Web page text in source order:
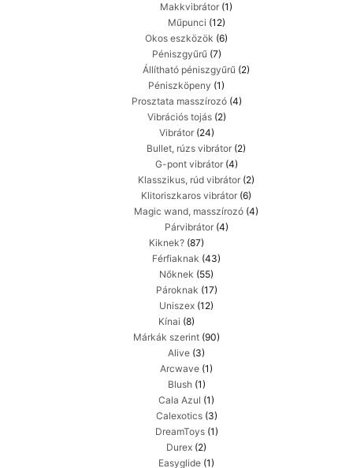
Makkvibrátor (1)
Műpunci (12)
Okos eszközök (6)
Péniszgyűrű (7)
Állítható péniszgyűrű (2)
Péniszköpeny (1)
Prosztata masszírozó(4)
Vibrációs tojás(2)
Vibrátor(24)
Bullet, rúzs vibrátor (2)
G-pont vibrátor(4)
Klasszikus, rúd vibrátor (2)
Klitoriszkaros vibrátor (6)
Magic wand, masszírozó (4)
Párvibrátor(4)
Kiknek? (87)
Férfiaknak (43)
Nőknek (55)
Pároknak (17)
Uniszex (12)
Kínai (8)
Márkák szerint (90)
Alive (3)
Arcwave (1)
Blush(1)
Cala Azul (1)
Calexotics(3)
DreamToys(1)
Durex (2)
Easyglide (1)